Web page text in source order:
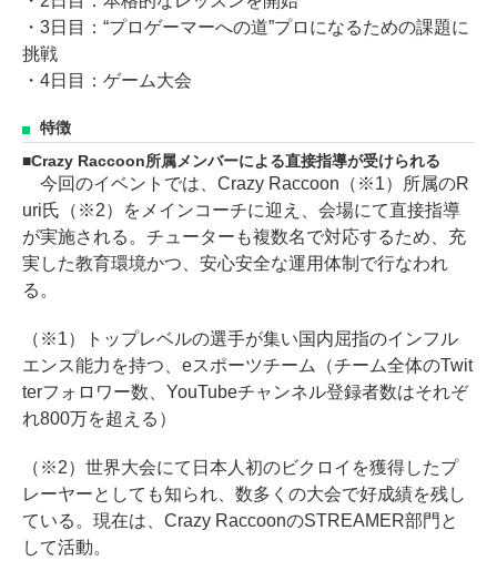
・3日目：“プロゲーマーへの道”プロになるための課題に
挑戦
・4日目：ゲーム大会
特徴
Crazy Raccoon所属メンバーによる直接指導が受けられる
今回のイベントでは、Crazy Raccoon（※1）所属のR
uri氏（※2）をメインコーチに迎え、会場にて直接指導
が実施される。チューターも複数名で対応するため、充
実した教育環境かつ、安心安全な運用体制で行なわれ
る。
（※1）トップレベルの選手が集い国内屈指のインフル
エンス能力を持つ、eスポーツチーム（チーム全体のTwit
terフォロワー数、YouTubeチャンネル登録者数はそれぞ
れ800万を超える）
（※2）世界大会にて日本人初のビクロイを獲得したプ
レーヤーとしても知られ、数多くの大会で好成績を残し
ている。現在は、Crazy RaccoonのSTREAMER部門と
して活動。